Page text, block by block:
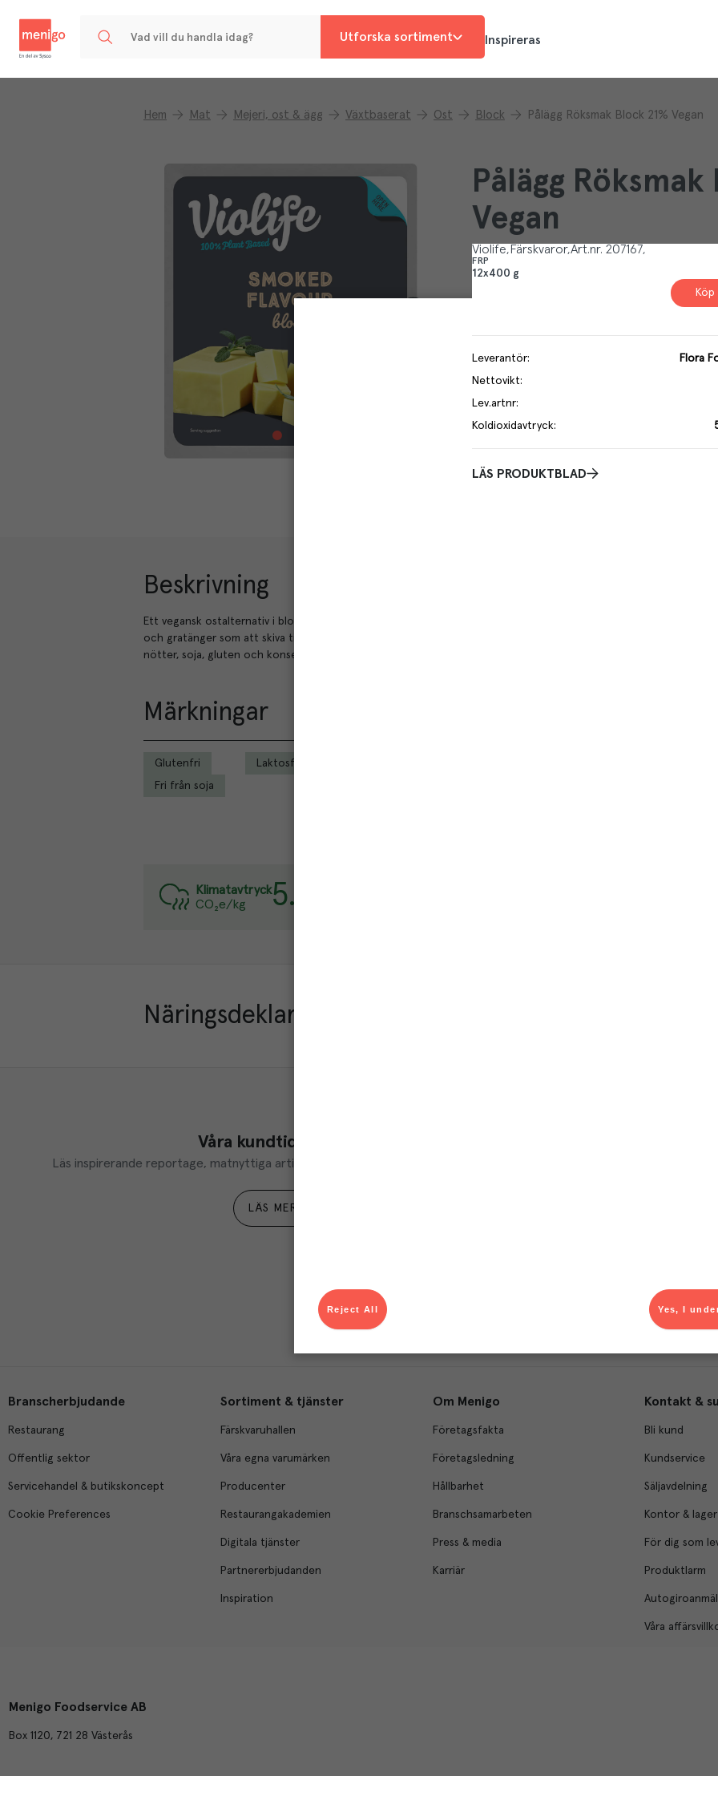
Utforska sortiment Inspireras
Hem Mat Mejeri, ost & ägg Växtbaserat Ost Block Pålägg Röksmak Block 21% Vegan
Pålägg Röksmak
Vegan
Violife Färskvaror Art.nr. 207167
FRP
12x400 g
Köp
Leverantör:
Flora
Nettovikt:
Lev.artnr:
Koldioxidavtryck:
LÄS PRODUKTBLAD
Beskrivning
Ett vegansk ostalternativ i block från Violife med rökt smak. Funkar lika bra att riva till pizza
och gratänger som att skiva till mackor, toasts och burgare. 100% vegansk och även fri från
nötter, soja, gluten och konserveringsmedel.
Märkningar
Glutenfri Laktosfri
Fri från soja
Klimatavtryck
CO₂e/kg
5.9
Varje kilo av varan påverkar klimatet motsvarande utsläppen av 5.9
Näringsdeklaration
Våra kundtidningar
Läs inspirerande reportage, matnyttiga artiklar och ta del av aktuella kampanjer.
LÄS MER
Du som är Menigo-
Branscherbjudande
Restaurang
Offentlig sektor
Servicehandel & butikskoncept
Cookie Preferences
Sortiment & tjänster
Färskvaruhallen
Våra egna varumärken
Producenter
Restaurangakademien
Digitala tjänster
Partnererbjudanden
Inspiration
Om Menigo
Företagsfakta
Företagsledning
Hållbarhet
Branschsamarbeten
Press & media
Karriär
Kontakt &
Bli kund
Kundservice
Säljavdelning
Kontor & lager
För dig som
Produktlarm
Våra
Menigo Foodservice AB
Box 1120, 721 28 Västerås
Yes, I
Reject All